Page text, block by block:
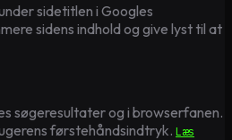
sidetitlen i Googles
sidens indhold og give lyst til at
søgeresultater og i browserfanen.
førstehåndsindtryk. Læs